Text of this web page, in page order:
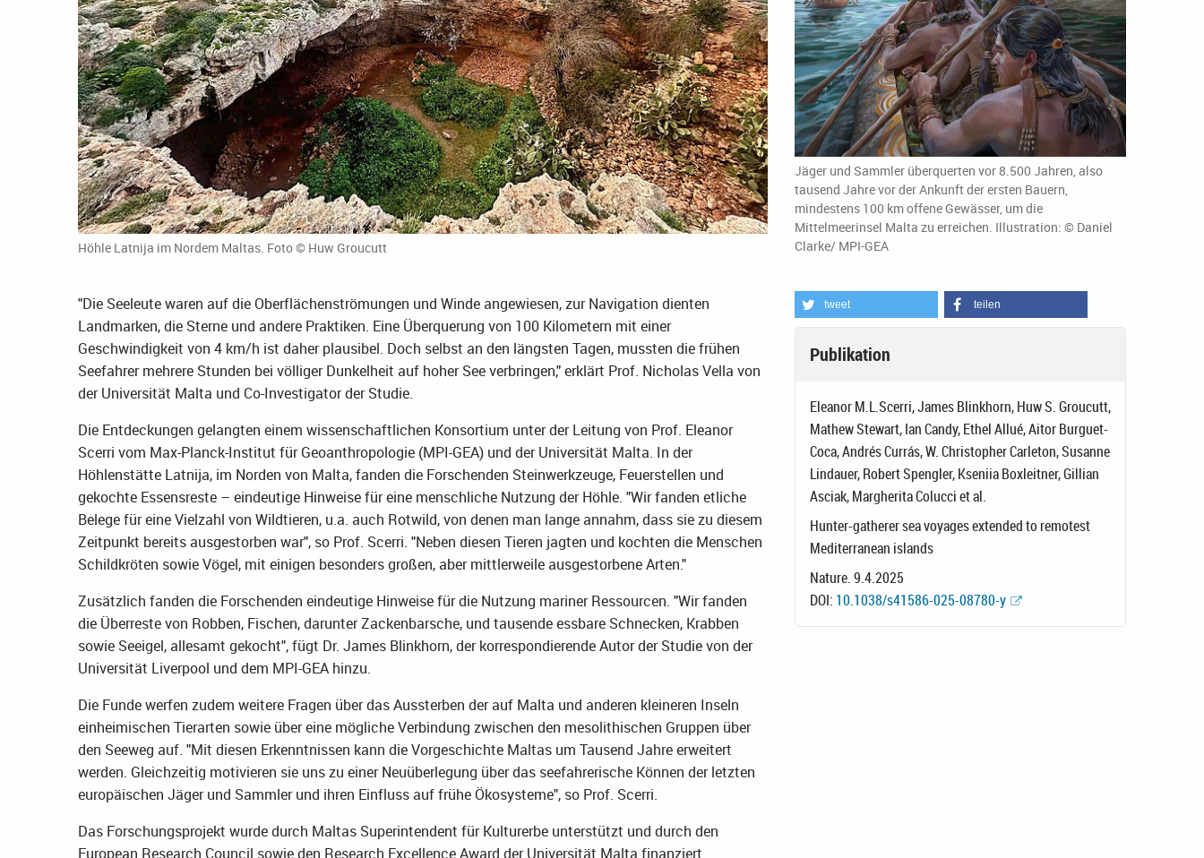
Höhle Latnija im Nordem Maltas. Foto © Huw Groucutt
"Die Seeleute waren auf die Oberflächenströmungen und Winde angewiesen, zur Navigation dienten
Landmarken, die Sterne und andere Praktiken. Eine Überquerung von 100 Kilometern mit einer
Geschwindigkeit von 4 km/h ist daher plausibel. Doch selbst an den längsten Tagen, mussten die frühen
Seefahrer mehrere Stunden bei völliger Dunkelheit auf hoher See verbringen," erklärt Prof. Nicholas Vella von
der Universität Malta und Co-Investigator der Studie.
Die Entdeckungen gelangten einem wissenschaftlichen Konsortium unter der Leitung von Prof. Eleanor
Scerri vom Max-Planck-Institut für Geoanthropologie (MPI-GEA) und der Universität Malta. In der
Höhlenstätte Latnija, im Norden von Malta, fanden die Forschenden Steinwerkzeuge, Feuerstellen und
gekochte Essensreste – eindeutige Hinweise für eine menschliche Nutzung der Höhle. "Wir fanden etliche
Belege für eine Vielzahl von Wildtieren, u.a. auch Rotwild, von denen man lange annahm, dass sie zu diesem
Zeitpunkt bereits ausgestorben war", so Prof. Scerri. "Neben diesen Tieren jagten und kochten die Menschen
Schildkröten sowie Vögel, mit einigen besonders großen, aber mittlerweile ausgestorbene Arten."
Zusätzlich fanden die Forschenden eindeutige Hinweise für die Nutzung mariner Ressourcen. "Wir fanden
die Überreste von Robben, Fischen, darunter Zackenbarsche, und tausende essbare Schnecken, Krabben
sowie Seeigel, allesamt gekocht", fügt Dr. James Blinkhorn, der korrespondierende Autor der Studie von der
Universität Liverpool und dem MPI-GEA hinzu.
Die Funde werfen zudem weitere Fragen über das Aussterben der auf Malta und anderen kleineren Inseln
einheimischen Tierarten sowie über eine mögliche Verbindung zwischen den mesolithischen Gruppen über
den Seeweg auf. "Mit diesen Erkenntnissen kann die Vorgeschichte Maltas um Tausend Jahre erweitert
werden. Gleichzeitig motivieren sie uns zu einer Neuüberlegung über das seefahrerische Können der letzten
europäischen Jäger und Sammler und ihren Einfluss auf frühe Ökosysteme", so Prof. Scerri.
Das Forschungsprojekt wurde durch Maltas Superintendent für Kulturerbe unterstützt und durch den
European Research Council sowie den Research Excellence Award der Universität Malta finanziert.
Jäger und Sammler überquerten vor 8.500 Jahren, also
tausend Jahre vor der Ankunft der ersten Bauern,
mindestens 100 km offene Gewässer, um die
Mittelmeerinsel Malta zu erreichen. Illustration: © Daniel
Clarke/ MPI-GEA
tweet teilen
Publikation
Eleanor M.L.Scerri, James Blinkhorn, Huw S. Groucutt,
Mathew Stewart, Ian Candy, Ethel Allué, Aitor Burguet-
Coca, Andrés Currás, W. Christopher Carleton, Susanne
Lindauer, Robert Spengler, Kseniia Boxleitner, Gillian
Asciak, Margherita Colucci et al.
Hunter-gatherer sea voyages extended to remotest
Mediterranean islands
Nature. 9.4.2025
DOI: 10.1038/s41586-025-08780-y